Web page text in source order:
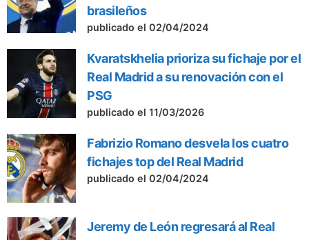
brasileños
publicado el 02/04/2024
Kvaratskhelia prioriza su fichaje por el
Real Madrid a su renovación con el
PSG
publicado el 11/03/2026
Fabrizio Romano desvela los cuatro
fichajes top del Real Madrid
publicado el 02/04/2024
Jeremy de León regresará al Real